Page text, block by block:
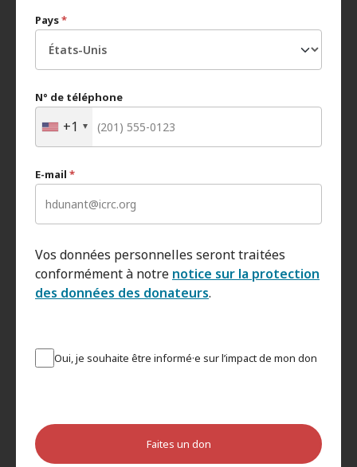
Pays*
N° de téléphone
+1
E-mail *
Vos données personnelles seront traitées
conformément à notre notice sur la protection
des données des donateurs.
Oui, je souhaite être informé·e sur l’impact de mon don
Faites un don